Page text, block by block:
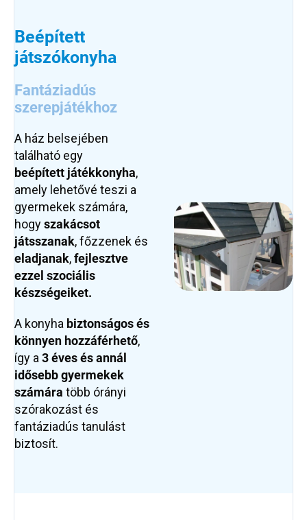
Beépített
játszókonyha
Fantáziadús
szerepjátékhoz
A ház belsejében
található egy
beépített játékkonyha,
amely lehetővé teszi a
gyermekek számára,
hogyszakácsot
játsszanak, főzzenek és
eladjanak,fejlesztve
ezzel szociális
készségeiket.
A konyha biztonságos és
könnyen hozzáférhető,
így a3 éves és annál
idősebb gyermekek
számára több órányi
szórakozást és
fantáziadús tanulást
biztosít.